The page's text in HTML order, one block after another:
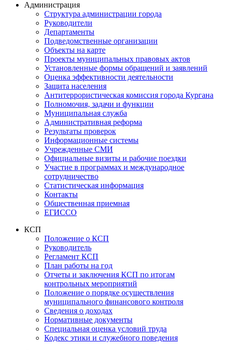
Администрация
Структура администрации города
Руководители
Департаменты
Подведомственные организации
Объекты на карте
Проекты муниципальных правовых актов
Установленные формы обращений и заявлений
Оценка эффективности деятельности
Защита населения
Антитеррористическая комиссия города Кургана
Полномочия, задачи и функции
Муниципальная служба
Административная реформа
Результаты проверок
Информационные системы
Учрежденные СМИ
Официальные визиты и рабочие поездки
Участие в программах и международное
сотрудничество
Статистическая информация
Контакты
Общественная приемная
ЕГИССО
КСП
Положение о КСП
Руководитель
Регламент КСП
План работы на год
Отчеты и заключения КСП по итогам
контрольных мероприятий
Положение о порядке осуществления
муниципального финансового контроля
Сведения о доходах
Нормативные документы
Специальная оценка условий труда
Кодекс этики и служебного поведения